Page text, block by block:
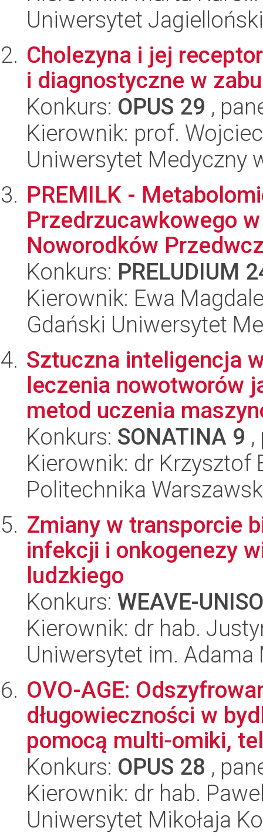
Uniwersytet Jagielloński
Cholezyna i jej
i diagnostyczne w
Konkurs: OPUS 29 ,
Kierownik: prof.
Uniwersytet Medyczny
PREMILK -
Przedrzucawkowego
Noworodków
Konkurs: PRELUDIUM
Kierownik: Ewa
Gdański Uniwersytet
Sztuczna inteligencja
leczenia nowotworów
metod uczenia
Konkurs: SONATINA 9
Kierownik: dr Krzysztof
Politechnika
Zmiany w transporcie
infekcji i onkogenezy
ludzkiego
Konkurs: WEAVE-
Kierownik: dr hab.
Uniwersytet im.
OVO-AGE:
długowieczności w
pomocą multi-omiki,
Konkurs: OPUS 28 ,
Kierownik: dr hab.
Uniwersytet Mikołaja